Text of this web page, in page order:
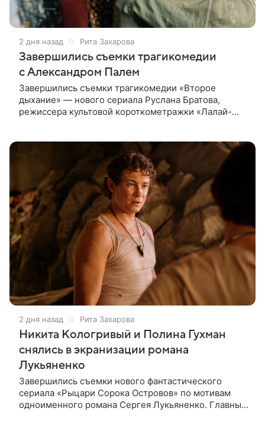
2 дня назад Рита Захарова
Завершились съемки трагикомедии
с Александром Палем
Завершились съемки трагикомедии «Второе
дыхание» — нового сериала Руслана Братова,
режиссера культовой короткометражки «Лалай-
2 дня назад Рита Захарова
Никита Кологривый и Полина Гухман
снялись в экранизации романа
Лукьяненко
Завершились съемки нового фантастического
сериала «Рыцари Сорока Островов» по мотивам
одноименного романа Сергея Лукьяненко. Главные